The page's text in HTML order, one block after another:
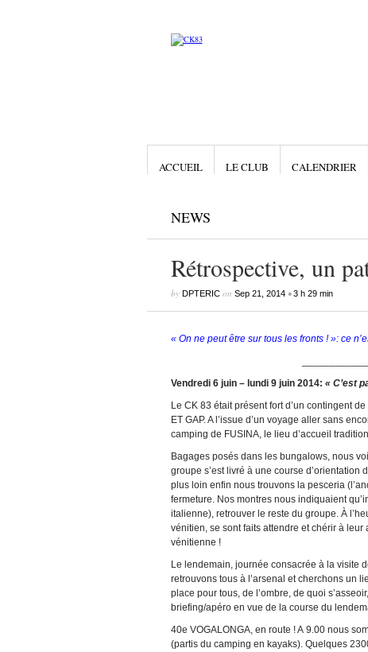
ACCUEIL LE CLUB CALENDRIER
NEWS
Rétrospective, un
by DPTERICon Sep 21, 2014•3 h 29 min
« On ne peut être sur tous les fronts ! »: ce
Vendredi 6 juin – lundi 9 juin 2014: « C’est
Le CK 83 était présent fort d’un contingent
ET GAP. A l’issue d’un voyage aller sans
camping de FUSINA, le lieu d’accueil
Bagages posés dans les bungalows, nous
groupe s’est livré à une course
plus loin enfin nous trouvons la pesceria
fermeture. Nos montres nous indiquaient
italienne), retrouver le reste du groupe. À
vénitien, se sont faits attendre et chérir à
vénitienne !
Le lendemain, journée consacrée à la visite
retrouvons tous à l’arsenal et cherchons un
place pour tous, de l’ombre, de quoi
briefing/apéro en vue de la course du
40e VOGALONGA, en route ! A 9.00 nous
(partis du camping en kayaks). Quelques